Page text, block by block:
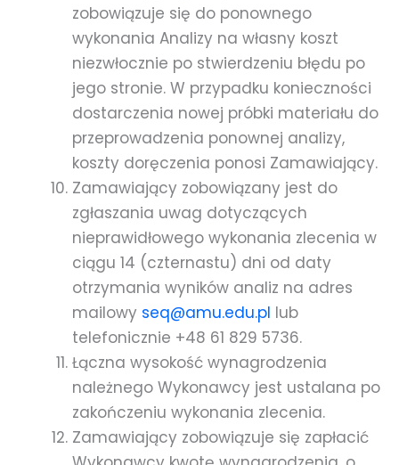
zobowiązuje się do ponownego
wykonania Analizy na własny koszt
niezwłocznie po stwierdzeniu błędu po
jego stronie. W przypadku konieczności
dostarczenia nowej próbki materiału do
przeprowadzenia ponownej analizy,
koszty doręczenia ponosi Zamawiający.
Zamawiający zobowiązany jest do
zgłaszania uwag dotyczących
nieprawidłowego wykonania zlecenia w
ciągu 14 (czternastu) dni od daty
otrzymania wyników analiz na adres
mailowy seq@amu.edu.pl lub
telefonicznie +48 61 829 5736.
Łączna wysokość wynagrodzenia
należnego Wykonawcy jest ustalana po
zakończeniu wykonania zlecenia.
Zamawiający zobowiązuje się zapłacić